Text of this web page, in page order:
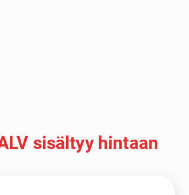
sisältyy hintaan